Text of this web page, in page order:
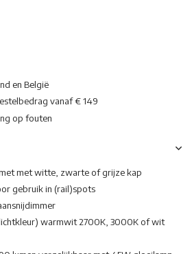
en België
vanaf € 149
op fouten
met witte, zwarte of grijze kap
gebruik in (rail)spots
warmwit 2700K, 3000K of wit